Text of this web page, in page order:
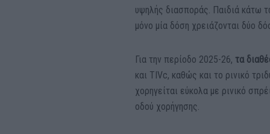
υψηλής διασποράς. Παιδιά κάτω
μόνο μία δόση χρειάζονται δύο
Για την περίοδο 2025-26,τα
και TIVc, καθώς και το ρινικό
χορηγείται εύκολα με ρινικό
οδού χορήγησης.